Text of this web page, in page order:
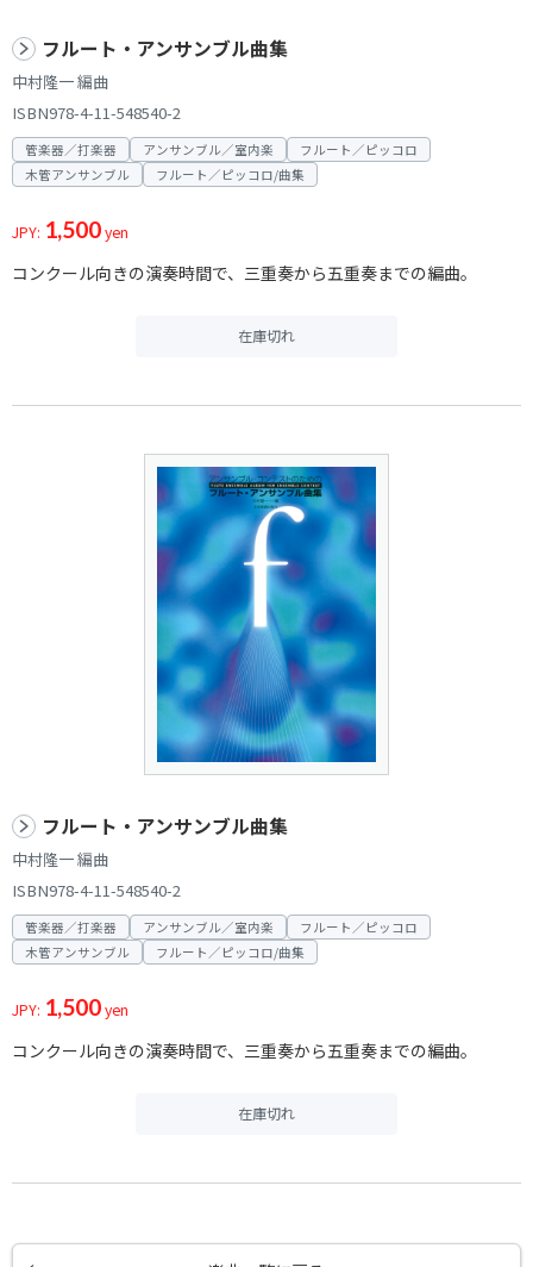
フルート・アンサンブル曲集
中村隆一 編曲
ISBN978-4-11-548540-2
管楽器／打楽器 アンサンブル／室内楽
フルート／ピッコロ
木管アンサンブル
フルート／ピッコロ/曲集
JPY: 1,500yen
コンクール向きの演奏時間で、三重奏から五重奏までの編曲。
在庫切れ
フルート・アンサンブル曲集
中村隆一 編曲
ISBN978-4-11-548540-2
管楽器／打楽器 アンサンブル／室内楽
フルート／ピッコロ
木管アンサンブル
フルート／ピッコロ/曲集
JPY: 1,500yen
コンクール向きの演奏時間で、三重奏から五重奏までの編曲。
在庫切れ